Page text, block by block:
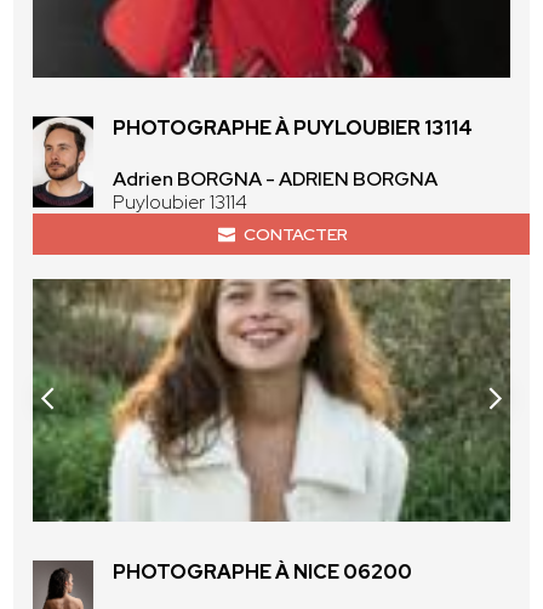
PHOTOGRAPHE À PUYLOUBIER 13114
Adrien BORGNA - ADRIEN BORGNA
Puyloubier 13114
CONTACTER
PHOTOGRAPHE À NICE 06200